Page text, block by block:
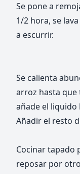
Se pone a
1/2 hora, se
a escurrir.
Se calienta
arroz hasta que
añade el liquido
Añadir el resto
Cocinar tapado
reposar por